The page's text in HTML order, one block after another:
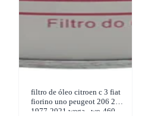
filtro de óleo citroen c 3 fiat
fiorino uno peugeot 206 207
1977-2021 wega - wo-460